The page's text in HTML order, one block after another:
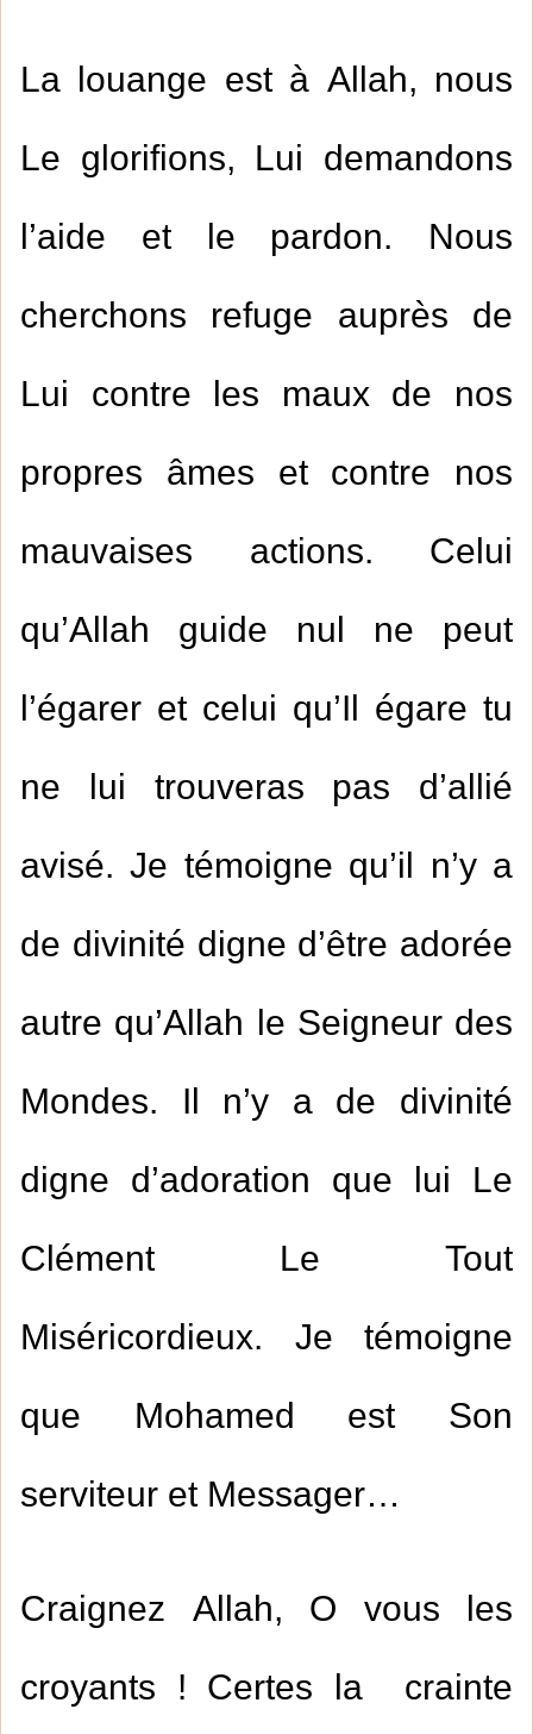
La louange est à Allah, nous
Le glorifions, Lui demandons
l’aide et le pardon. Nous
cherchons refuge auprès de
Lui contre les maux de nos
propres âmes et contre nos
mauvaises actions. Celui
qu’Allah guide nul ne peut
l’égarer et celui qu’Il égare tu
ne lui trouveras pas d’allié
avisé. Je témoigne qu’il n’y a
de divinité digne d’être adorée
autre qu’Allah le Seigneur des
Mondes. Il n’y a de divinité
digne d’adoration que lui Le
Clément Le Tout
Miséricordieux. Je témoigne
que Mohamed est Son
serviteur et Messager…
Craignez Allah, O vous les
croyants ! Certes la crainte